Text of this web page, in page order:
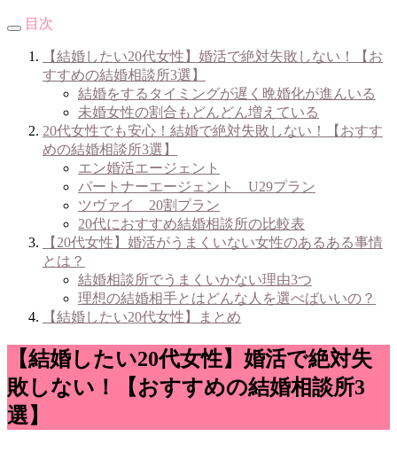
目次
【結婚したい20代女性】婚活で絶対失敗しない！【お
すすめの結婚相談所3選】
結婚をするタイミングが遅く晩婚化が進んいる
未婚女性の割合もどんどん増えている
20代女性でも安心！結婚で絶対失敗しない！【おすす
めの結婚相談所3選】
エン婚活エージェント
パートナーエージェント U29プラン
ツヴァイ 20割プラン
20代におすすめ結婚相談所の比較表
【20代女性】婚活がうまくいない女性のあるある事情
とは？
結婚相談所でうまくいかない理由3つ
理想の結婚相手とはどんな人を選べばいいの？
【結婚したい20代女性】まとめ
【結婚したい20代女性】婚活で絶対失
敗しない！【おすすめの結婚相談所3
選】